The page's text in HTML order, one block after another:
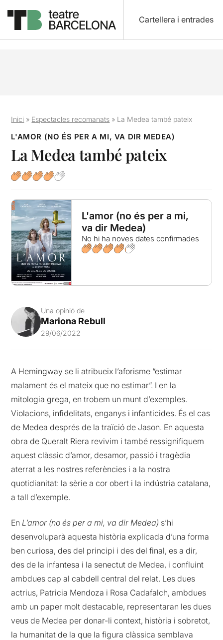
Cartellera i entrades
Inici » Espectacles recomanats » La Medea també pateix
L'AMOR (NO ÉS PER A MI, VA DIR MEDEA)
La Medea també pateix
L'amor (no és per a mi,
va dir Medea)
No hi ha noves dates confirmades
Una opinió de
Mariona Rebull
29/06/2022
A Hemingway se li atribueix l’aforisme “estimar
malament és el mateix que no estimar”. I en la
mitologia grega, en trobem un munt d’exemples.
Violacions, infidelitats, enganys i infanticides. És el cas
de Medea després de la traïció de Jason. En aquesta
obra de Queralt Riera revivim i també ressignifiquem
aquest clàssic d’amor, desamor, passió i tragèdia
aterrat a les nostres referències i a la nostra
quotidianitat: la sèrie a cor obert i la indústria catalana,
a tall d’exemple.
En L’amor (no és per a mi, va dir Medea) s’hi
desenvoluparà aquesta història explicada d’una forma
ben curiosa, des del principi i des del final, es a dir,
des de la infantesa i la senectut de Medea, i confluint
ambdues cap al cabdell central del relat. Les dues
actrius, Patricia Mendoza i Rosa Cadafalch, ambdues
amb un paper molt destacable, representaran les dues
veus de Medea per donar-li context, història i sobretot,
la humanitat de la que la figura clàssica semblava